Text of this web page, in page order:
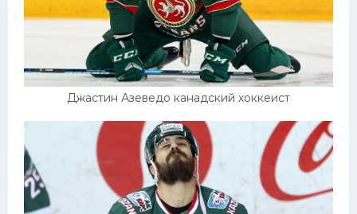
Джастин Азеведо канадский хоккеист